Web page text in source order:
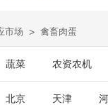
市场 > 禽畜肉蛋
蔬菜 农资农机
北京 天津